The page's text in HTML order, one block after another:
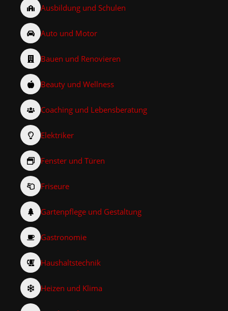
Ausbildung und Schulen
Auto und Motor
Bauen und Renovieren
Beauty und Wellness
Coaching und Lebensberatung
Elektriker
Fenster und Türen
Friseure
Gartenpflege und Gestaltung
Gastronomie
Haushaltstechnik
Heizen und Klima